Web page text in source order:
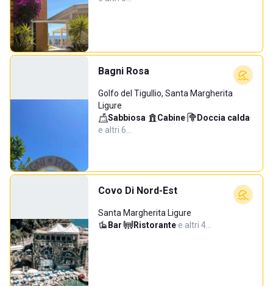
Bagni Rosa
Golfo del Tigullio, Santa Margherita
Ligure
Sabbiosa· Cabine· Doccia calda·
e altri 6…
Covo Di Nord-Est
Santa Margherita Ligure
Bar· Ristorante·e altri 4…